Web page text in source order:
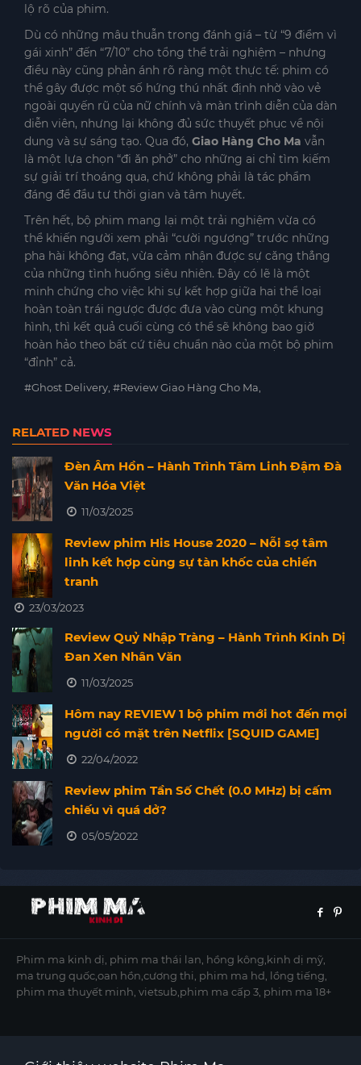
lộ rõ của phim.
Dù có những mâu thuẫn trong đánh giá – từ “9 điểm vì
gái xinh” đến “7/10” cho tổng thể trải nghiệm – nhưng
điều này cũng phản ánh rõ ràng một thực tế: phim có
thể gây được một số hứng thú nhất định nhờ vào vẻ
ngoài quyến rũ của nữ chính và màn trình diễn của dàn
diễn viên, nhưng lại không đủ sức thuyết phục về nội
dung và sự sáng tạo. Qua đó, Giao Hàng Cho Ma vẫn
là một lựa chọn “đi ăn phở” cho những ai chỉ tìm kiếm
sự giải trí thoáng qua, chứ không phải là tác phẩm
đáng để đầu tư thời gian và tâm huyết.
Trên hết, bộ phim mang lại một trải nghiệm vừa có
thể khiến người xem phải “cười ngượng” trước những
pha hài không đạt, vừa cảm nhận được sự căng thẳng
của những tình huống siêu nhiên. Đây có lẽ là một
minh chứng cho việc khi sự kết hợp giữa hai thể loại
hoàn toàn trái ngược được đưa vào cùng một khung
hình, thì kết quả cuối cùng có thể sẽ không bao giờ
hoàn hảo theo bất cứ tiêu chuẩn nào của một bộ phim
“đỉnh” cả.
#Ghost Delivery, #Review Giao Hàng Cho Ma,
RELATED NEWS
Đèn Âm Hồn – Hành Trình Tâm Linh Đậm Đà
Văn Hóa Việt
11/03/2025
Review phim His House 2020 – Nỗi sợ tâm
linh kết hợp cùng sự tàn khốc của chiến
tranh
23/03/2023
Review Quỷ Nhập Tràng – Hành Trình Kinh Dị
Đan Xen Nhân Văn
11/03/2025
Hôm nay REVIEW 1 bộ phim mới hot đến mọi
người có mặt trên Netflix [SQUID GAME]
22/04/2022
Review phim Tần Số Chết (0.0 MHz) bị cấm
chiếu vì quá dở?
05/05/2022
Phim ma kinh dị, phim ma thái lan, hồng kông,kinh dị mỹ,
ma trung quốc,oan hồn,cương thi, phim ma hd, lồng tiếng,
phim ma thuyết minh, vietsub,phim ma cấp 3, phim ma 18+